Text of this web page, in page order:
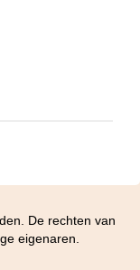
De rechten van
eigenaren.